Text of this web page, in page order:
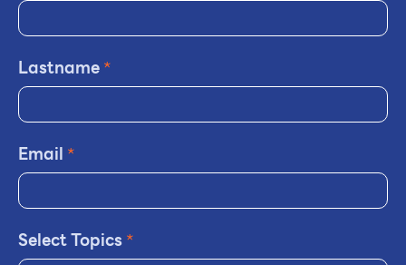
Lastname*
Email *
Select Topics*